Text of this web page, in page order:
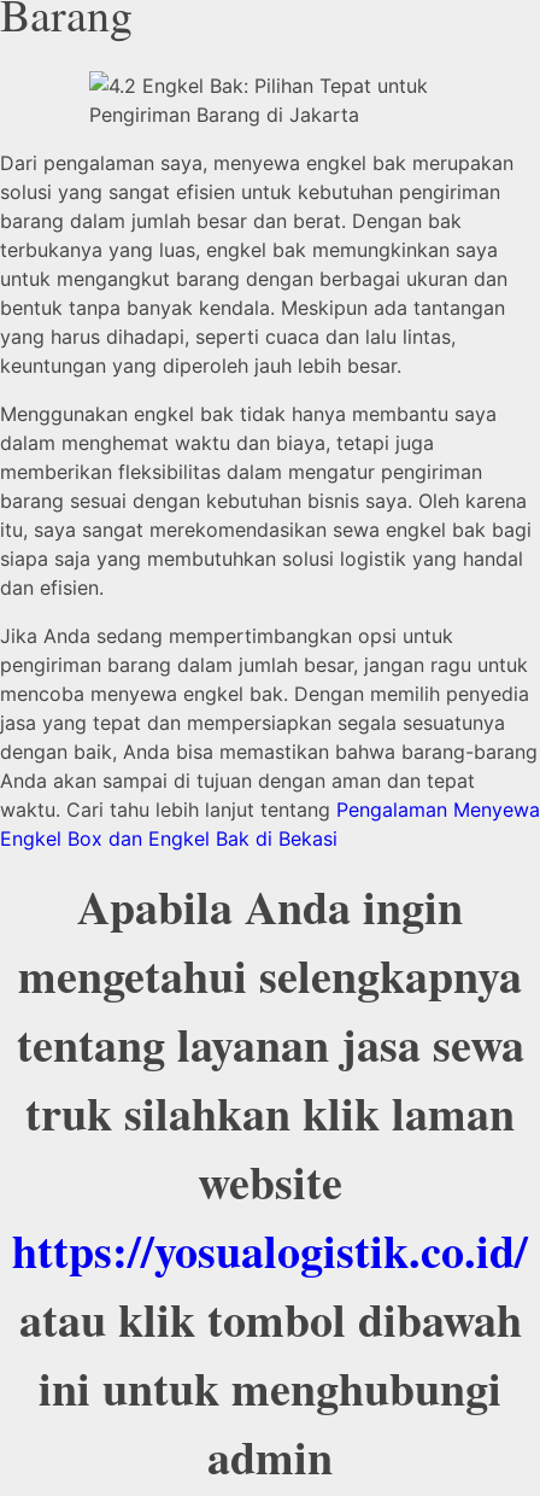
Barang
Dari pengalaman saya, menyewa engkel bak merupakan
solusi yang sangat efisien untuk kebutuhan pengiriman
barang dalam jumlah besar dan berat. Dengan bak
terbukanya yang luas, engkel bak memungkinkan saya
untuk mengangkut barang dengan berbagai ukuran dan
bentuk tanpa banyak kendala. Meskipun ada tantangan
yang harus dihadapi, seperti cuaca dan lalu lintas,
keuntungan yang diperoleh jauh lebih besar.
Menggunakan engkel bak tidak hanya membantu saya
dalam menghemat waktu dan biaya, tetapi juga
memberikan fleksibilitas dalam mengatur pengiriman
barang sesuai dengan kebutuhan bisnis saya. Oleh karena
itu, saya sangat merekomendasikan sewa engkel bak bagi
siapa saja yang membutuhkan solusi logistik yang handal
dan efisien.
Jika Anda sedang mempertimbangkan opsi untuk
pengiriman barang dalam jumlah besar, jangan ragu untuk
mencoba menyewa engkel bak. Dengan memilih penyedia
jasa yang tepat dan mempersiapkan segala sesuatunya
dengan baik, Anda bisa memastikan bahwa barang-barang
Anda akan sampai di tujuan dengan aman dan tepat
waktu. Cari tahu lebih lanjut tentang Pengalaman Menyewa
Engkel Box dan Engkel Bak di Bekasi
Apabila Anda ingin
mengetahui selengkapnya
tentang layanan jasa sewa
truk silahkan klik laman
website
https://yosualogistik.co.id/
atau klik tombol dibawah
ini untuk menghubungi
admin